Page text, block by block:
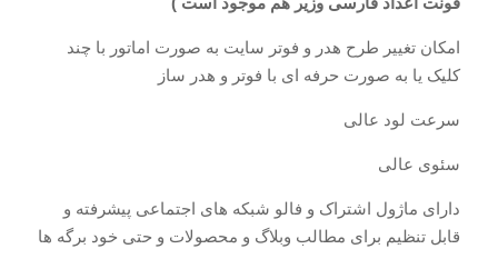
امکان تغییر طرح هدر و فوتر سایت به صورت اماتور با چند
کلیک یا به صورت حرفه ای با فوتر و هدر ساز
سرعت لود عالی
سئوی عالی
دارای ماژول اشتراک و فالو شبکه های اجتماعی پیشرفته و
قابل تنظیم برای مطالب وبلاگ و محصولات و حتی خود برگه ها